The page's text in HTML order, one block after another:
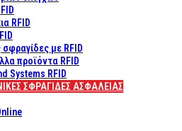
RFID
με RFID
προϊόντα RFID
Systems RFID
ΣΦΡΑΓΙΔΕΣ ΑΣΦΑΛΕΙΑΣ